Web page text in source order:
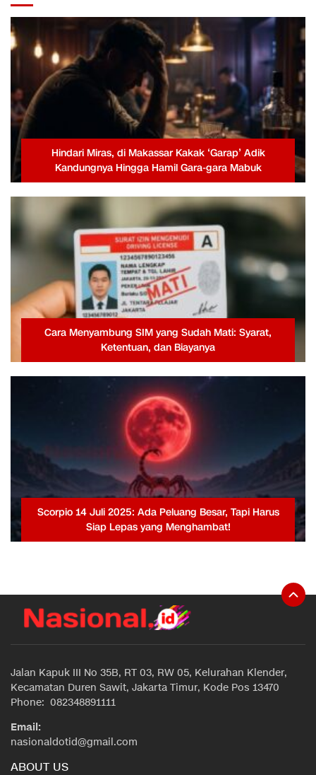
Hindari Miras, di Makassar Kakak ‘Garap’ Adik
Kandungnya Hingga Hamil Gara-gara Mabuk
Cara Menyambung SIM yang Sudah Mati: Syarat,
Ketentuan, dan Biayanya
Scorpio 14 Juli 2025: Ada Peluang Besar, Tapi Harus
Siap Lepas yang Menghambat!
Jalan Kapuk III No 35B, RT 03, RW 05, Kelurahan Klender,
Kecamatan Duren Sawit, Jakarta Timur, Kode Pos 13470
Phone: 082348891111
Email:
nasionaldotid@gmail.com
ABOUT US